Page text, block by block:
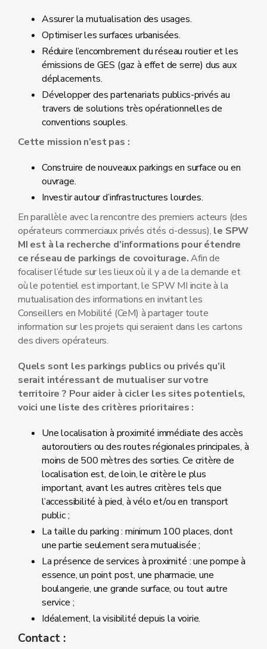
Assurer la mutualisation des usages.
Optimiser les surfaces urbanisées.
Réduire l’encombrement du réseau routier et les
émissions de GES (gaz à effet de serre) dus aux
déplacements.
Développer des partenariats publics-privés au
travers de solutions très opérationnelles de
conventions souples.
Cette mission n’est pas :
Construire de nouveaux parkings en surface ou en
ouvrage.
Investir autour d’infrastructures lourdes.
En parallèle avec la rencontre des premiers acteurs (des
opérateurs commerciaux privés cités ci-dessus), le SPW
MI est à la recherche d’informations pour étendre
ce réseau de parkings de covoiturage.Afin de
focaliser l’étude sur les lieux où il y a de la demande et
où le potentiel est important, le SPW MI incite à la
mutualisation des informations en invitant les
Conseillers en Mobilité (CeM) à partager toute
information sur les projets qui seraient dans les cartons
des divers opérateurs.
Quels sont les parkings publics ou privés qu’il
serait intéressant de mutualiser sur votre
territoire ? Pour aider à cicler les sites potentiels,
voici une liste des critères prioritaires :
Une localisation à proximité immédiate des accès
autoroutiers ou des routes régionales principales, à
moins de 500 mètres des sorties. Ce critère de
localisation est, de loin, le critère le plus
important, avant les autres critères tels que
l’accessibilité à pied, à vélo et/ou en transport
public ;
La taille du parking : minimum 100 places, dont
une partie seulement sera mutualisée ;
La présence de services à proximité : une pompe à
essence, un point post, une pharmacie, une
boulangerie, une grande surface, ou tout autre
service ;
Idéalement, la visibilité depuis la voirie.
Contact :